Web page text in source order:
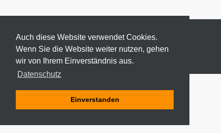
Auch diese Website verwendet Cookies.
Wenn Sie die Website weiter nutzen, gehen
wir von Ihrem Einverständnis aus.
Datenschutz
Einverstanden
© 2026 ODEKI - ALLE RECHTE VORBEHALTEN